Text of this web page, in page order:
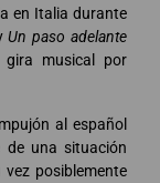
en Italia durante
Un pasoadelante
musical por
al español
una situación
posiblemente